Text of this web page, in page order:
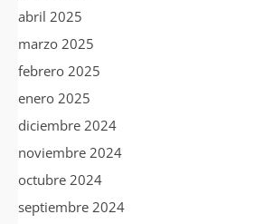
abril 2025
marzo 2025
febrero 2025
enero 2025
diciembre 2024
noviembre 2024
octubre 2024
septiembre 2024